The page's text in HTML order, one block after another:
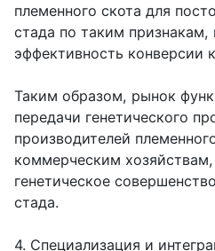
племенного скота для
стада по таким признакам,
эффективность конверсии
Таким образом, рынок
передачи генетического
производителей
коммерческим
генетическое
стада.
4. Специализация и